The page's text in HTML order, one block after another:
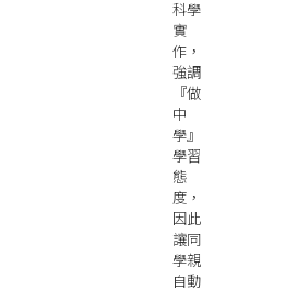
科學
實
作，
強調
『做
中
學』
學習
態
度，
因此
讓同
學親
自動